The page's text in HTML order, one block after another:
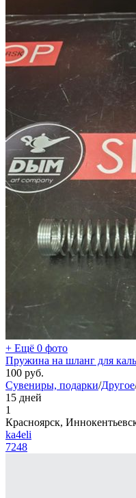
+ Ещё 0 фото
Пружина на шланг для
100 руб.
Сувениры, подарки/Другое
15 дней
1
Красноярск,
ka4eli
7248